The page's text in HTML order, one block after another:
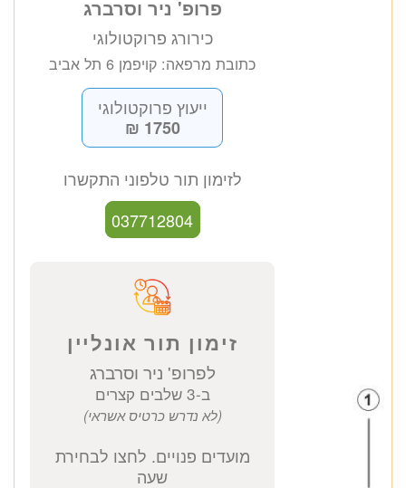
פרופ' ניר וסרברג
כירורג פרוקטולוגי
כתובת מרפאה: קויפמן 6 תל אביב
ייעוץ פרוקטולוגי
1750 ₪
לזימון תור טלפוני התקשרו
037712804